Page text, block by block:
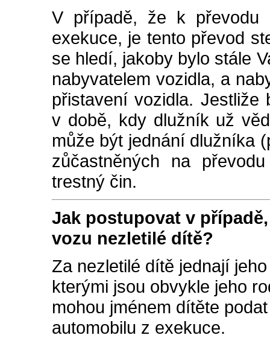
V případě, že k převodu
exekuce, je tento převod
se hledí, jakoby bylo stále
nabyvatelem vozidla, a
přistavení vozidla. Jestliže
v době, kdy dlužník už
může být jednání dlužníka
zůčastněných na
trestný čin.
Jak postupovat v
vozu nezletilé dítě?
Za nezletilé dítě jednají
kterými jsou obvykle jeho
mohou jménem dítěte
automobilu z exekuce.